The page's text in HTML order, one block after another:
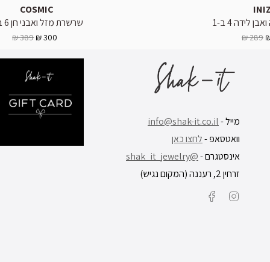
COSMIC
שרשרת מזל ואבני חן 6 ב-1
300 ₪
389 ₪
לידה 4 ב-1
289 ₪
מייל -info@shak-it.co.il
וואטסאפ -לחצו כאן
אינסטגרם -@shak_it_jewelry
זרחין 2, רעננה (המקום נגיש)
Instagram